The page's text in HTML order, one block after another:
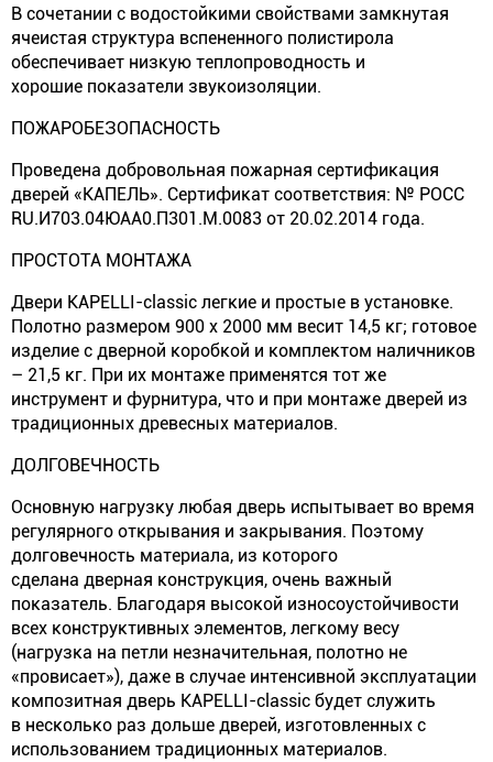
В сочетании с водостойкими свойствами замкнутая
ячеистая структура вспененного полистирола
обеспечивает низкую теплопроводность и
хорошие показатели звукоизоляции.
ПОЖАРОБЕЗОПАСНОСТЬ
Проведена добровольная пожарная сертификация
дверей «КАПЕЛЬ». Сертификат соответствия: № РОСС
RU.И703.04ЮАА0.П301.М.0083 от 20.02.2014 года.
ПРОСТОТА МОНТАЖА
Двери KAPELLI-classic легкие и простые в установке.
Полотно размером 900 х 2000 мм весит 14,5 кг; готовое
изделие с дверной коробкой и комплектом наличников
– 21,5 кг. При их монтаже применятся тот же
инструмент и фурнитура, что и при монтаже дверей из
традиционных древесных материалов.
ДОЛГОВЕЧНОСТЬ
Основную нагрузку любая дверь испытывает во время
регулярного открывания и закрывания. Поэтому
долговечность материала, из которого
сделана дверная конструкция, очень важный
показатель. Благодаря высокой износоустойчивости
всех конструктивных элементов, легкому весу
(нагрузка на петли незначительная, полотно не
«провисает»), даже в случае интенсивной эксплуатации
композитная дверь KAPELLI-classic будет служить
в несколько раз дольше дверей, изготовленных с
использованием традиционных материалов.